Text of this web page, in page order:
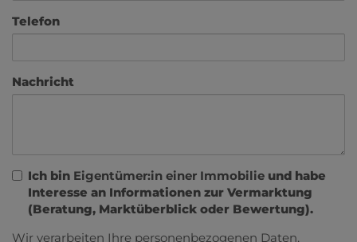
Telefon
Nachricht
Ich bin Eigentümer:in einer Immobilie und habe
Interesse an Informationen zur Vermarktung
(Beratung, Marktüberblick oder Bewertung).
Wir verarbeiten Ihre personenbezogenen Daten,